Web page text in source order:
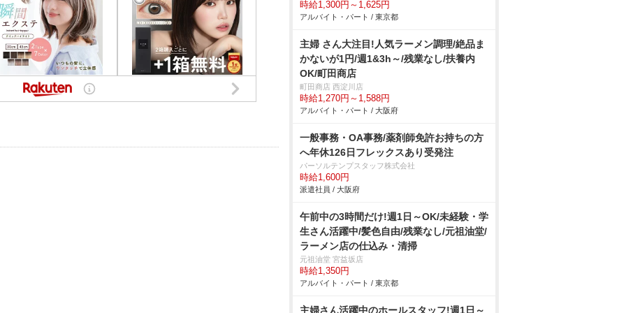
時給1,300円～1,625円
アルバイト・パート / 東京都
主婦 さん大注目!人気ラーメン調理/絶品ま
かないが1円/週1&3h～/残業なし/扶養内
OK/町田商店
町田商店 西淀川店
時給1,270円～1,588円
アルバイト・パート / 大阪府
一般事務・OA事務/薬剤師免許お持ちの方
へ年休126日フレックスあり受発注
パーソルテンプスタッフ株式会社
時給1,600円
派遣社員 / 大阪府
午前中の3時間だけ!週1日～OK/未経験・学
生さん活躍中/髪色自由/残業なし/元祖油堂/
ラーメン店の仕込み・清掃
元祖油堂 宮益坂店
時給1,350円
アルバイト・パート / 東京都
主婦さん活躍中のホールスタッフ!週1日～